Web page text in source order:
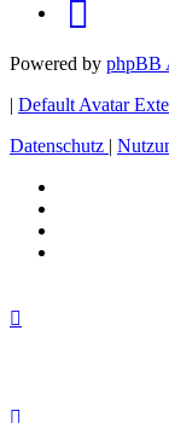
Powered by phpBB
| Default Avatar
Datenschutz |